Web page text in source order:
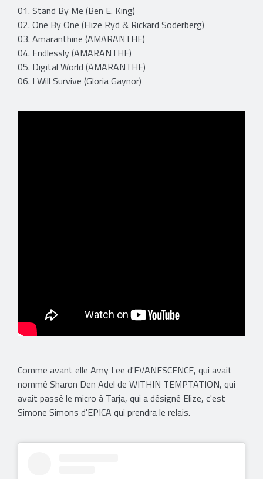
01. Stand By Me (Ben E. King)
02. One By One (Elize Ryd & Rickard Söderberg)
03. Amaranthine (AMARANTHE)
04. Endlessly (AMARANTHE)
05. Digital World (AMARANTHE)
06. I Will Survive (Gloria Gaynor)
Comme avant elle Amy Lee d'EVANESCENCE, qui avait
nommé Sharon Den Adel de WITHIN TEMPTATION, qui
avait passé le micro à Tarja, qui a désigné Elize, c'est
Simone Simons d'EPICA qui prendra le relais.